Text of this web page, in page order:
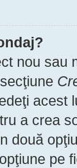
nou sau
acest
a crea
două
pe